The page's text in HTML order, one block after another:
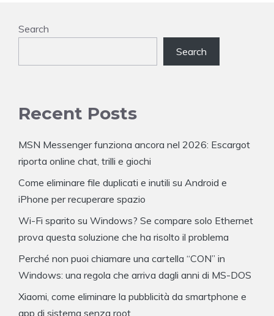
Search
Search
Recent Posts
MSN Messenger funziona ancora nel 2026: Escargot
riporta online chat, trilli e giochi
Come eliminare file duplicati e inutili su Android e
iPhone per recuperare spazio
Wi-Fi sparito su Windows? Se compare solo Ethernet
prova questa soluzione che ha risolto il problema
Perché non puoi chiamare una cartella “CON” in
Windows: una regola che arriva dagli anni di MS-DOS
Xiaomi, come eliminare la pubblicità da smartphone e
app di sistema senza root